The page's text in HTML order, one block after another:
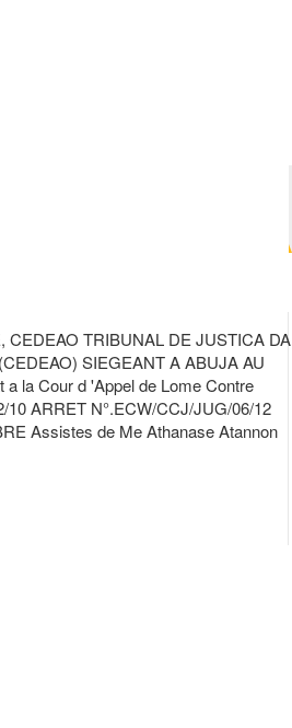
TRIBUNAL DE JUSTICA DA
SIEGEANT A ABUJA AU
la Cour d 'Appel de Lome Contre
ARRET N°.ECW/CCJ/JUG/06/12
Assistes de Me Athanase Atannon